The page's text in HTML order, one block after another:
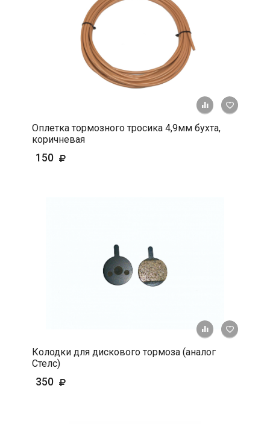
+ К
Оплетка тормозного тросика 4,9мм бухта,
коричневая
150
+ К
Колодки для дискового тормоза (аналог
Стелс)
350